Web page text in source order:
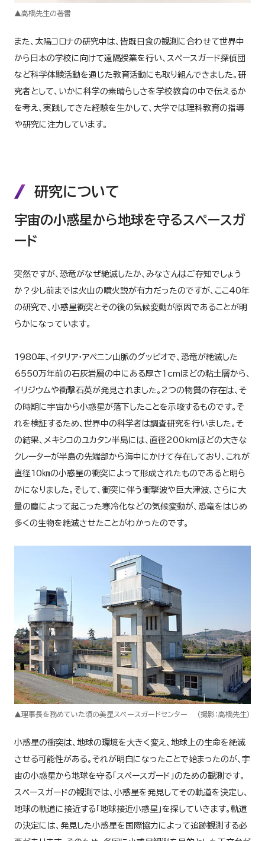
▲高橋先生の著書
また、太陽コロナの研究中は、皆既日食の観測に合わせて世界中
から日本の学校に向けて遠隔授業を行い、スペースガード探偵団
など科学体験活動を通じた教育活動にも取り組んできました。研
究者として、いかに科学の素晴らしさを学校教育の中で伝えるか
を考え、実践してきた経験を生かして、大学では理科教育の指導
や研究に注力しています。
研究について
宇宙の小惑星から地球を守るスペースガ
ード
突然ですが、恐竜がなぜ絶滅したか、みなさんはご存知でしょう
か？少し前までは火山の噴火説が有力だったのですが、ここ40年
の研究で、小惑星衝突とその後の気候変動が原因であることが明
らかになっています。
1980年、イタリア・アペニン山脈のグッピオで、恐竜が絶滅した
6550万年前の石灰岩層の中にある厚さ１cmほどの粘土層から、
イリジウムや衝撃石英が発見されました。2つの物質の存在は、そ
の時期に宇宙から小惑星が落下したことを示唆するものです。そ
れを検証するため、世界中の科学者は調査研究を行いました。そ
の結果、メキシコのユカタン半島には、直径200kmほどの大きな
クレーターが半島の先端部から海中にかけて存在しており、これが
直径10㎞の小惑星の衝突によって形成されたものであると明ら
かになりました。そして、衝突に伴う衝撃波や巨大津波、さらに大
量の塵によって起こった寒冷化などの気候変動が、恐竜をはじめ
多くの生物を絶滅させたことがわかったのです。
▲理事長を務めていた頃の美星スペースガードセンター （撮影：高橋先生）
小惑星の衝突は、地球の環境を大きく変え、地球上の生命を絶滅
させる可能性がある。それが明白になったことで始まったのが、宇
宙の小惑星から地球を守る「スペースガード」のための観測です。
スペースガードの観測では、小惑星を発見してその軌道を決定し、
地球の軌道に接近する「地球接近小惑星」を探していきます。軌道
の決定には、発見した小惑星を国際協力によって追跡観測する必